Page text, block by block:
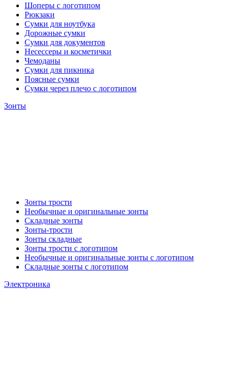
Шоперы с логотипом
Рюкзаки
Сумки для ноутбука
Дорожные сумки
Сумки для документов
Несессеры и косметички
Чемоданы
Сумки для пикника
Поясные сумки
Сумки через плечо с логотипом
Зонты
Зонты трости
Необычные и оригинальные зонты
Складные зонты
Зонты-трости
Зонты складные
Зонты трости с логотипом
Необычные и оригинальные зонты с логотипом
Складные зонты с логотипом
Электроника